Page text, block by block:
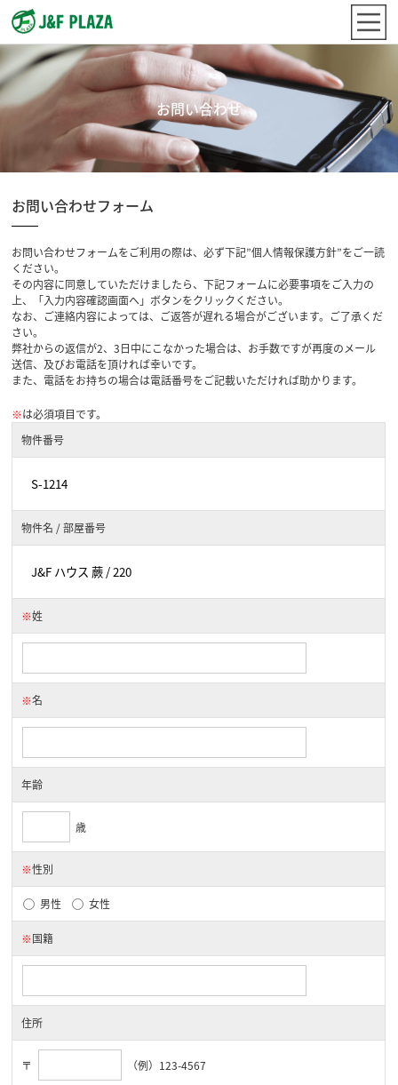
お問い合わせ
お問い合わせフォーム
お問い合わせフォームをご利用の際は、必ず下記”個人情報保護方針”をご一読
ください。
その内容に同意していただけましたら、下記フォームに必要事項をご入力の
上、「入力内容確認画面へ」ボタンをクリックください。
なお、ご連絡内容によっては、ご返答が遅れる場合がございます。ご了承くだ
さい。
弊社からの返信が2、3日中にこなかった場合は、お手数ですが再度のメール
送信、及びお電話を頂ければ幸いです。
また、電話をお持ちの場合は電話番号をご記載いただければ助かります。
※は必須項目です。
物件番号
物件名 / 部屋番号
※姓
※名
年齢
歳
※性別
男性 女性
※国籍
住所
〒
（例）123-4567